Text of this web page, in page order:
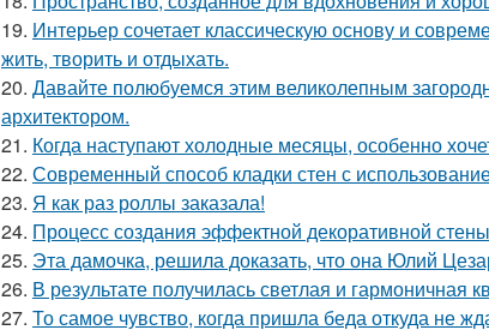
19. Интерьер сочетает классическую основу и
жить, творить и отдыхать.
20. Давайте полюбуемся этим великолепным
архитектором.
21. Когда наступают холодные месяцы, особенно
22. Современный способ кладки стен с
23. Я как раз роллы заказала!
24. Процесс создания эффектной декоративной
25. Эта дамочка, решила доказать, что она Юлий
26. В результате получилась светлая и гармоничная
27. То самое чувство, когда пришла беда откуда не